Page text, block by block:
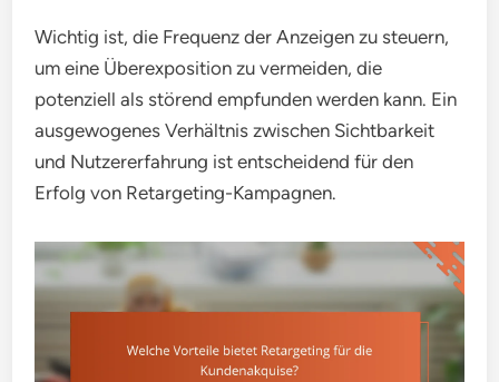
Wichtig ist, die Frequenz der Anzeigen zu steuern,
um eine Überexposition zu vermeiden, die
potenziell als störend empfunden werden kann. Ein
ausgewogenes Verhältnis zwischen Sichtbarkeit
und Nutzererfahrung ist entscheidend für den
Erfolg von Retargeting-Kampagnen.